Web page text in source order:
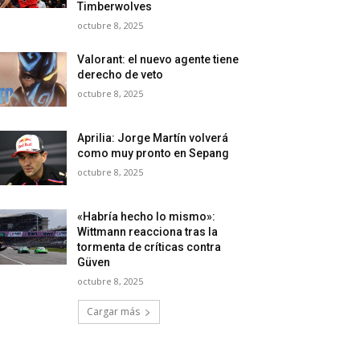
Timberwolves
octubre 8, 2025
Valorant: el nuevo agente tiene
derecho de veto
octubre 8, 2025
Aprilia: Jorge Martín volverá
como muy pronto en Sepang
octubre 8, 2025
«Habría hecho lo mismo»:
Wittmann reacciona tras la
tormenta de críticas contra
Güven
octubre 8, 2025
Cargar más